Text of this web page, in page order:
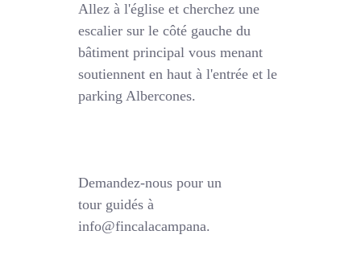
Allez à l'église et cherchez une
escalier sur le côté gauche du
bâtiment principal vous menant
soutiennent en haut à l'entrée et le
parking Albercones.
Demandez-nous pour un
tour guidés à
info@fincalacampana.